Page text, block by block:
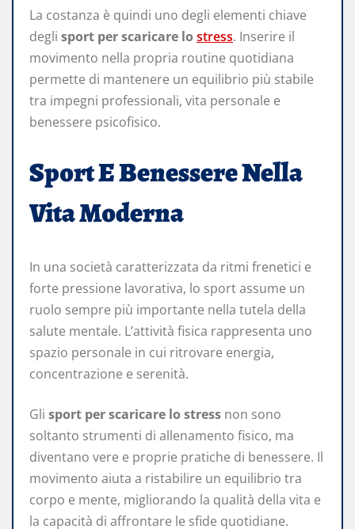
La costanza è quindi uno degli elementi chiave
degli sport per scaricare lo stress. Inserire il
movimento nella propria routine quotidiana
permette di mantenere un equilibrio più stabile
tra impegni professionali, vita personale e
benessere psicofisico.
Sport E Benessere Nella
Vita Moderna
In una società caratterizzata da ritmi frenetici e
forte pressione lavorativa, lo sport assume un
ruolo sempre più importante nella tutela della
salute mentale. L’attività fisica rappresenta uno
spazio personale in cui ritrovare energia,
concentrazione e serenità.
Gli sport per scaricare lo stress non sono
soltanto strumenti di allenamento fisico, ma
diventano vere e proprie pratiche di benessere. Il
movimento aiuta a ristabilire un equilibrio tra
corpo e mente, migliorando la qualità della vita e
la capacità di affrontare le sfide quotidiane.